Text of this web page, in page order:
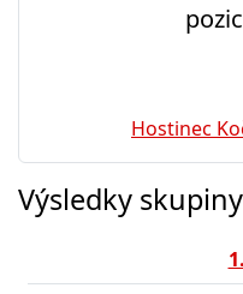
Hostinec
Výsledky skupiny